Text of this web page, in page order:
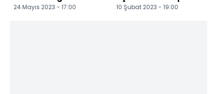
yaşlıları ziyaret etti
24 Mayıs 2023 - 17:00
bölgesine yardımlar
10 Şubat 2023 - 19:00